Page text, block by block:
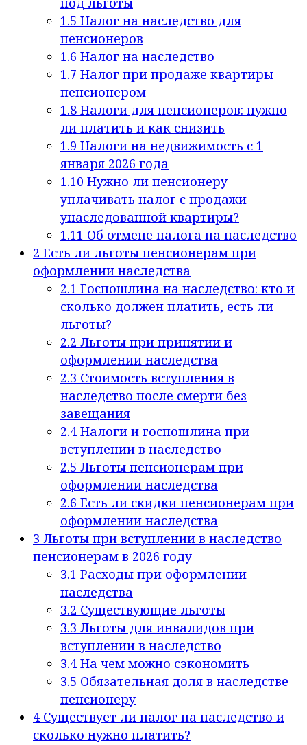
1.5 Налог на наследство для
пенсионеров
1.6 Налог на наследство
1.7 Налог при продаже квартиры
пенсионером
1.8 Налоги для пенсионеров: нужно
ли платить и как снизить
1.9 Налоги на недвижимость с 1
января 2026 года
1.10 Нужно ли пенсионеру
уплачивать налог с продажи
унаследованной квартиры?
1.11 Об отмене налога на наследство
2 Есть ли льготы пенсионерам при
оформлении наследства
2.1 Госпошлина на наследство: кто и
сколько должен платить, есть ли
льготы?
2.2 Льготы при принятии и
оформлении наследства
2.3 Стоимость вступления в
наследство после смерти без
завещания
2.4Налоги и госпошлина при
вступлении в наследство
2.5 Льготы пенсионерам при
оформлении наследства
2.6 Есть ли скидки пенсионерам при
оформлении наследства
3 Льготы при вступлении в наследство
пенсионерам в 2026 году
3.1 Расходы при оформлении
наследства
3.2 Существующие льготы
3.3 Льготы для инвалидов при
вступлении в наследство
3.4На чем можно сэкономить
3.5 Обязательная доля в наследстве
пенсионеру
4Существует ли налог на наследство и
сколько нужно платить?